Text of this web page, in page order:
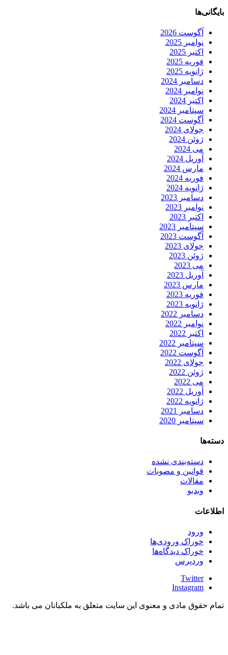
بایگانی‌ها
آگوست 2026
نوامبر 2025
اکتبر 2025
فوریه 2025
ژانویه 2025
دسامبر 2024
نوامبر 2024
اکتبر 2024
سپتامبر 2024
آگوست 2024
جولای 2024
ژوئن 2024
می 2024
آوریل 2024
مارس 2024
فوریه 2024
ژانویه 2024
دسامبر 2023
نوامبر 2023
اکتبر 2023
سپتامبر 2023
آگوست 2023
جولای 2023
ژوئن 2023
می 2023
آوریل 2023
مارس 2023
فوریه 2023
ژانویه 2023
دسامبر 2022
نوامبر 2022
اکتبر 2022
سپتامبر 2022
آگوست 2022
جولای 2022
ژوئن 2022
می 2022
آوریل 2022
ژانویه 2022
دسامبر 2021
سپتامبر 2020
دسته‌ها
دسته‌بندی نشده
قوانین و مصوبات
مقالات
وبدیو
اطلاعات
ورود
خوراک ورودی‌ها
خوراک دیدگاه‌ها
وردپرس
Twitter
Instagram
تمام حقوق مادی و معنوی این سایت متعلق به ملکبانان می باشد.